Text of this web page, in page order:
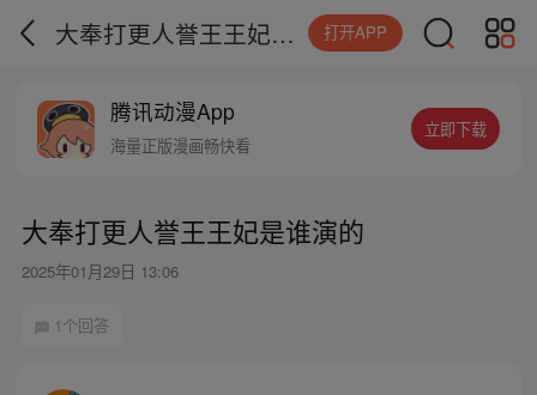
大奉打更人誉王王妃是谁演的 打开APP
腾讯动漫App
海量正版漫画畅快看
立即下载
大奉打更人誉王王妃是谁演的
2025年01月29日 13:06
1个回答